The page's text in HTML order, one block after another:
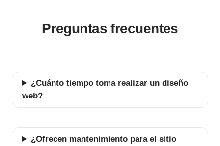
Preguntas frecuentes
¿Cuánto tiempo toma realizar un diseño
web?
¿Ofrecen mantenimiento para el sitio